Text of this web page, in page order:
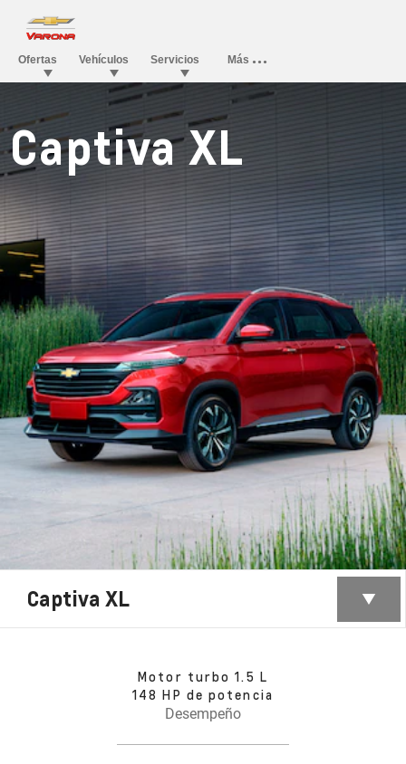
Captiva XL
Captiva XL
Motor turbo 1.5 L
148 HP de potencia
Desempeño